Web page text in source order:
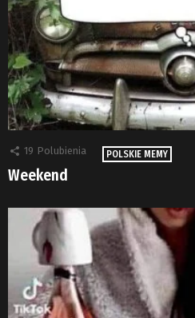
19 Polubienia POLSKIE MEMY
Weekend